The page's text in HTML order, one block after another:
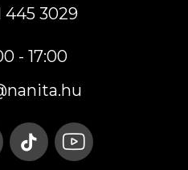
445 3029
- 17:00
nanita.hu